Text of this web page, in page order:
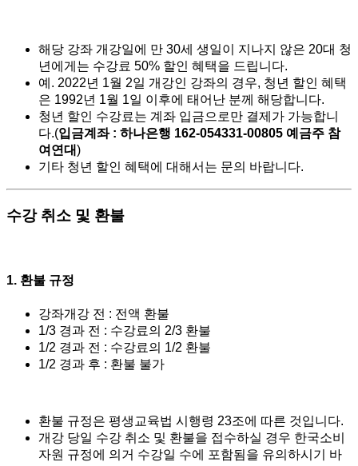
해당 강좌 개강일에 만 30세 생일이 지나지 않은 20대 청
년에게는 수강료 50% 할인 혜택을 드립니다.
예. 2022년 1월 2일 개강인 강좌의 경우, 청년 할인 혜택
은 1992년 1월 1일 이후에 태어난 분께 해당합니다.
청년 할인 수강료는 계좌 입금으로만 결제가 가능합니
다.(입금계좌 : 하나은행 162-054331-00805 예금주 참
여연대)
기타 청년 할인 혜택에 대해서는 문의 바랍니다.
수강 취소 및 환불
1. 환불 규정
강좌개강 전 : 전액 환불
1/3 경과 전 : 수강료의 2/3 환불
1/2 경과 전 : 수강료의 1/2 환불
1/2 경과 후 : 환불 불가
환불 규정은 평생교육법 시행령 23조에 따른 것입니다.
개강 당일 수강 취소 및 환불을 접수하실 경우 한국소비
자원 규정에 의거 수강일 수에 포함됨을 유의하시기 바